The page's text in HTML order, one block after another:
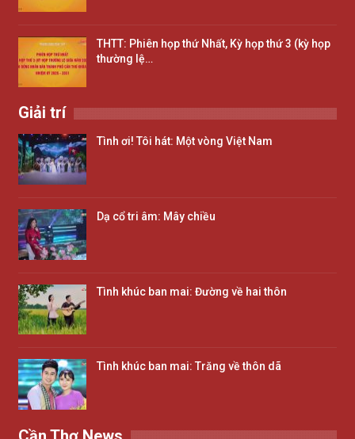
THTT: Phiên họp thứ Nhất, Kỳ họp thứ 3 (kỳ họp
thường lệ…
Giải trí
Tình ơi! Tôi hát: Một vòng Việt Nam
Dạ cổ tri âm: Mây chiều
Tình khúc ban mai: Đường về hai thôn
Tình khúc ban mai: Trăng về thôn dã